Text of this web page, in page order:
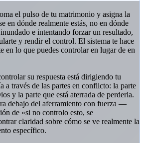
el pulso de tu matrimonio y asigna la
en dónde realmente estás, no en dónde
inundado e intentando forzar un resultado,
y rendir el control. El sistema te hace
en lo que puedes controlar en lugar de en
su respuesta está dirigiendo tu
a través de las partes en conflicto: la parte
y la parte que está aterrada de perderla.
debajo del aferramiento con fuerza —
de «si no controlo esto, se
claridad sobre cómo se ve realmente la
específico.